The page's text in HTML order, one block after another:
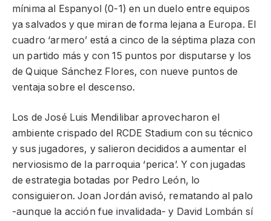
mínima al Espanyol (0-1) en un duelo entre equipos
ya salvados y que miran de forma lejana a Europa. El
cuadro ‘armero’ está a cinco de la séptima plaza con
un partido más y con 15 puntos por disputarse y los
de Quique Sánchez Flores, con nueve puntos de
ventaja sobre el descenso.
Los de José Luis Mendilibar aprovecharon el
ambiente crispado del RCDE Stadium con su técnico
y sus jugadores, y salieron decididos a aumentar el
nerviosismo de la parroquia ‘perica’. Y con jugadas
de estrategia botadas por Pedro León, lo
consiguieron. Joan Jordán avisó, rematando al palo
-aunque la acción fue invalidada- y David Lombán sí